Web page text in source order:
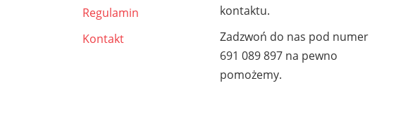
Regulamin
Kontakt
kontaktu.
Zadzwoń do nas pod numer
691 089 897 na pewno
pomożemy.